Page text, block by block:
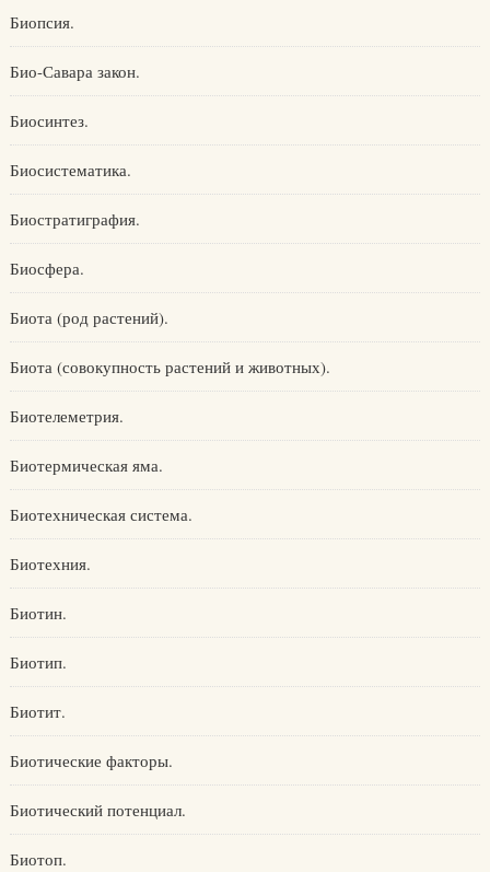
Биопсия.
Био-Савара закон.
Биосинтез.
Биосистематика.
Биостратиграфия.
Биосфера.
Биота (род растений).
Биота (совокупность растений и животных).
Биотелеметрия.
Биотермическая яма.
Биотехническая система.
Биотехния.
Биотин.
Биотип.
Биотит.
Биотические факторы.
Биотический потенциал.
Биотоп.